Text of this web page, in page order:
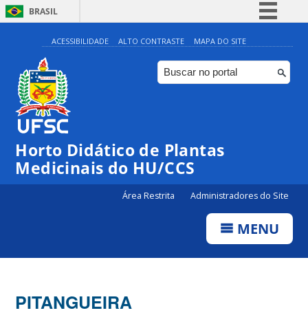
BRASIL
Simplifique!
Comunica BR
Participe
Canais
ACESSIBILIDADE ALTO CONTRASTE MAPA DO SITE
Horto Didático de Plantas
Medicinais do HU/CCS
Área Restrita Administradores do Site
MENU
PITANGUEIRA